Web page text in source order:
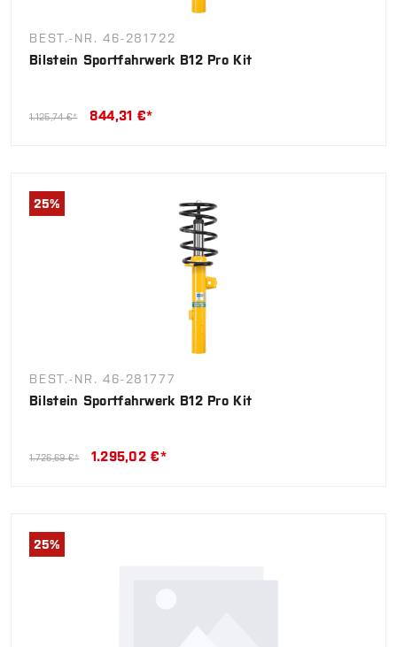
BEST.-NR. 46-281722
Bilstein Sportfahrwerk B12 Pro Kit
1.125,74 €* 844,31 €*
25%
BEST.-NR. 46-281777
Bilstein Sportfahrwerk B12 Pro Kit
1.726,69 €* 1.295,02 €*
25%